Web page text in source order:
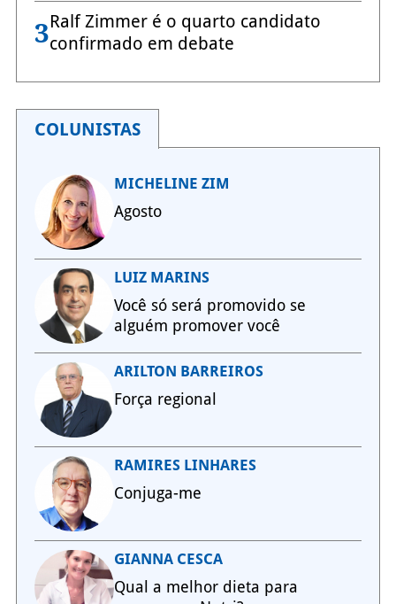
3Ralf Zimmer é o quarto candidato
confirmado em debate
COLUNISTAS
MICHELINE ZIM
Agosto
LUIZ MARINS
Você só será promovido se
alguém promover você
ARILTON BARREIROS
Força regional
RAMIRES LINHARES
Conjuga-me
GIANNA CESCA
Qual a melhor dieta para